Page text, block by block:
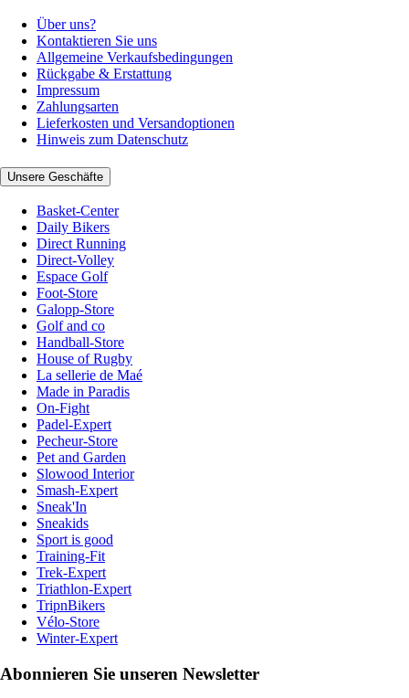
Über uns?
Kontaktieren Sie uns
Allgemeine Verkaufsbedingungen
Rückgabe & Erstattung
Impressum
Zahlungsarten
Lieferkosten und Versandoptionen
Hinweis zum Datenschutz
Unsere Geschäfte
Basket-Center
Daily Bikers
Direct Running
Direct-Volley
Espace Golf
Foot-Store
Galopp-Store
Golf and co
Handball-Store
House of Rugby
La sellerie de Maé
Made in Paradis
On-Fight
Padel-Expert
Pecheur-Store
Pet and Garden
Slowood Interior
Smash-Expert
Sneak'In
Sneakids
Sport is good
Training-Fit
Trek-Expert
Triathlon-Expert
TripnBikers
Vélo-Store
Winter-Expert
Abonnieren Sie unseren Newsletter